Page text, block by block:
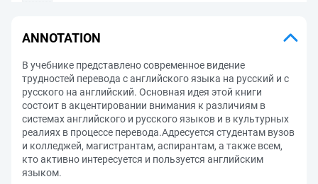
ANNOTATION
В учебнике представлено современное видение
трудностей перевода с английского языка на русский и с
русского на английский. Основная идея этой книги
состоит в акцентировании внимания к различиям в
системах английского и русского языков и в культурных
реалиях в процессе перевода.Адресуется студентам вузов
и колледжей, магистрантам, аспирантам, а также всем,
кто активно интересуется и пользуется английским
языком.